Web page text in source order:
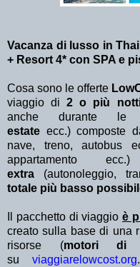
Vacanza di lusso in
+ Resort 4* con SPA e
Cosa sono le offerte
viaggio di2 o più
anche durante
estate ecc.) composte
nave, treno, autobus
appartamento
extra (autonoleggio,
totale più basso
Il pacchetto di viaggio è
creato sulla base di una
risorse (motori di
suviaggiarelowcost.org